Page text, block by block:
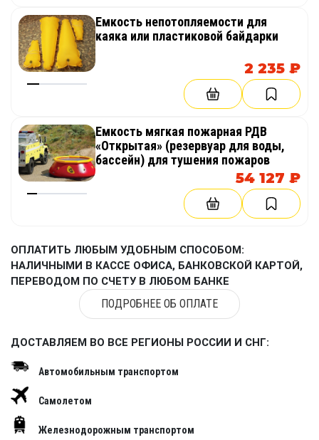
Емкость непотопляемости для
каяка или пластиковой байдарки
2 235 ₽
Емкость мягкая пожарная РДВ
«Открытая» (резервуар для воды,
бассейн) для тушения пожаров
54 127 ₽
ОПЛАТИТЬ ЛЮБЫМ УДОБНЫМ СПОСОБОМ:
НАЛИЧНЫМИ В КАССЕ ОФИСА, БАНКОВСКОЙ КАРТОЙ,
ПЕРЕВОДОМ ПО СЧЕТУ В ЛЮБОМ БАНКЕ
ПОДРОБНЕЕ ОБ ОПЛАТЕ
ДОСТАВЛЯЕМ ВО ВСЕ РЕГИОНЫ РОССИИ И СНГ:
Автомобильным транспортом
Самолетом
Железнодорожным транспортом